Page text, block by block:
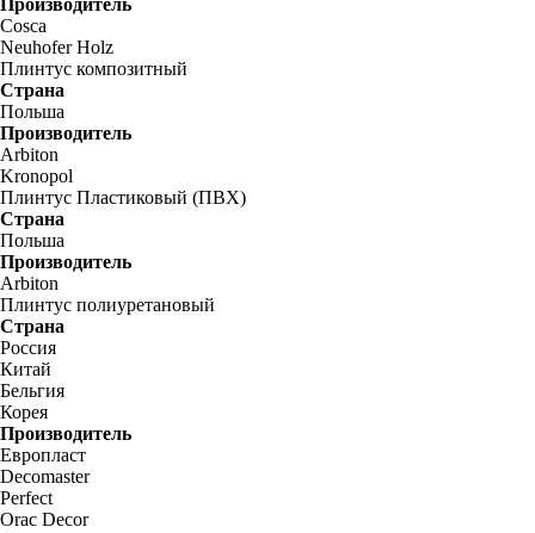
Производитель
Cosca
Neuhofer Holz
Плинтус композитный
Страна
Польша
Производитель
Arbiton
Kronopol
Плинтус Пластиковый (ПВХ)
Страна
Польша
Производитель
Arbiton
Плинтус полиуретановый
Страна
Россия
Китай
Бельгия
Корея
Производитель
Европласт
Decomaster
Perfect
Orac Decor